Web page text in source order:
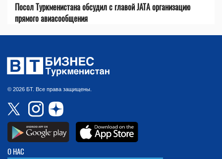
Посол Туркменистана обсудил с главой JATA организацию
прямого авиасообщения
© 2026 БТ. Все права защищены.
О НАС